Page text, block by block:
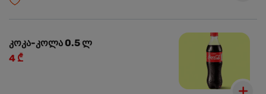
კოკა-კოლა 0.5 ლ
4 ₾